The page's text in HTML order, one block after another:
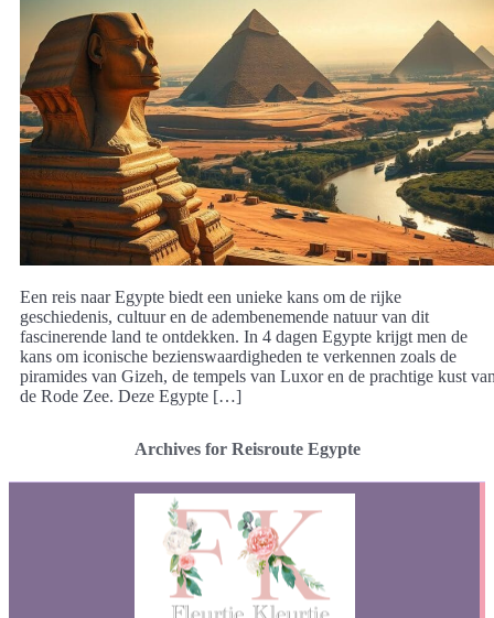
Een reis naar Egypte biedt een unieke kans om de rijke
geschiedenis, cultuur en de adembenemende natuur van dit
fascinerende land te ontdekken. In 4 dagen Egypte krijgt men de
kans om iconische bezienswaardigheden te verkennen zoals de
piramides van Gizeh, de tempels van Luxor en de prachtige kust
de Rode Zee. Deze Egypte […]
Archives for Reisroute Egypte